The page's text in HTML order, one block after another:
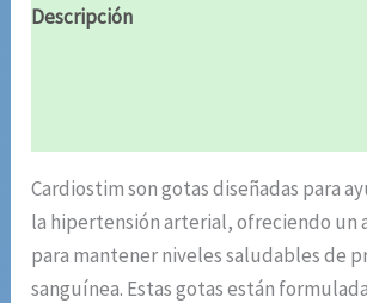
Descripción
Cardiostim son gotas diseñadas para
la hipertensión arterial, ofreciendo un
para mantener niveles saludables de
sanguínea. Estas gotas están